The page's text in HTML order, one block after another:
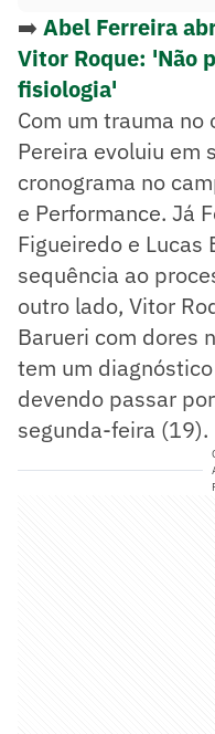
➡️ Abel Ferreira
Vitor Roque: 'Não
fisiologia'
Com um trauma
Pereira evoluiu em
cronograma no
e Performance. Já
Figueiredo e Lucas
sequência ao
outro lado, Vitor
Barueri com dores
tem um
devendo passar
segunda-feira (19).